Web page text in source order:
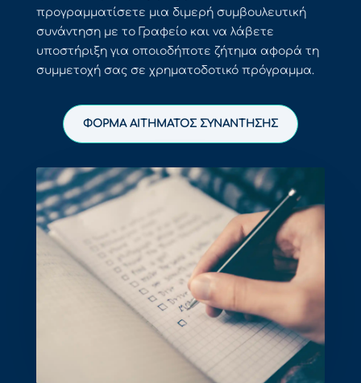
προγραμματίσετε μια διμερή συμβουλευτική
συνάντηση με το Γραφείο και να λάβετε
υποστήριξη για οποιοδήποτε ζήτημα αφορά τη
συμμετοχή σας σε χρηματοδοτικό πρόγραμμα.
ΦΟΡΜΑ ΑΙΤΗΜΑΤΟΣ ΣΥΝΑΝΤΗΣΗΣ